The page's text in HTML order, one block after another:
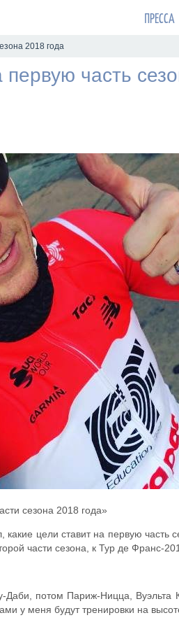
ПРЕССА
2018 года
часть
сезона 2018 года»
цели ставит на первую часть
части сезона, к Тур де Франс-
потом Париж-Ницца,
у меня будут тренировки на